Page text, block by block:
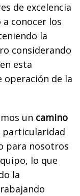
de excelencia
conocer los
la
considerando
esta
operación de la
un camino
particularidad
para nosotros
lo que
la